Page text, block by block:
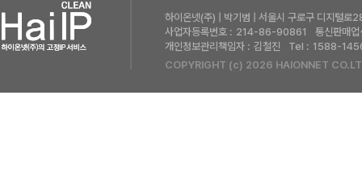
하이온넷(주) | 박기범 | 서울시 구로구 디지털
사업자등록번호 : 214-86-90861
통신판매
개인정보관리책임자 : 김철진 Tel : 1588-
COPYRIGHT (c) 2026 HAIONNET